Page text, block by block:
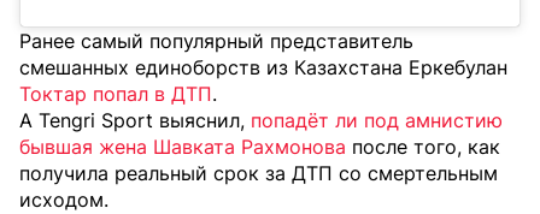
Ранее самый популярный представитель
смешанных единоборств из Казахстана Еркебулан
Токтар попал в ДТП.
А Tengri Sport выяснил, попадёт ли под амнистию
бывшая жена Шавката Рахмонова после того, как
получила реальный срок за ДТП со смертельным
исходом.